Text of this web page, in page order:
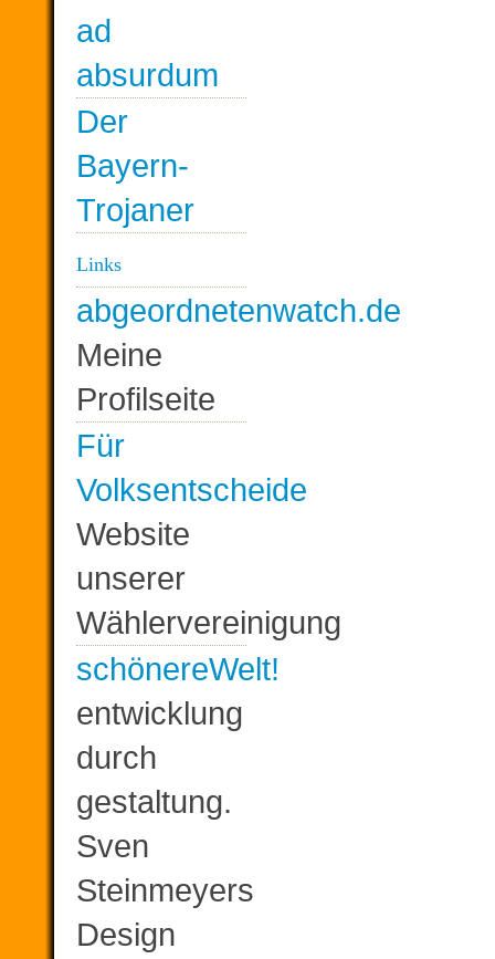
ad
absurdum
Der
Bayern-
Trojaner
Links
abgeordnetenwatch.de
Meine
Profilseite
Für
Volksentscheide
Website
unserer
Wählervereinigung
schönereWelt!
entwicklung
durch
gestaltung.
Sven
Steinmeyers
Design